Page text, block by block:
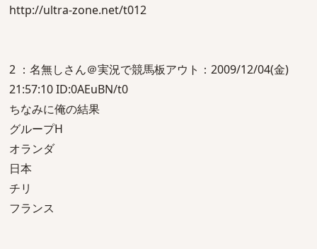
http://ultra-zone.net/t012
2 ：名無しさん＠実況で競馬板アウト：2009/12/04(金)
21:57:10 ID:0AEuBN/t0
ちなみに俺の結果
グループH
オランダ
日本
チリ
フランス